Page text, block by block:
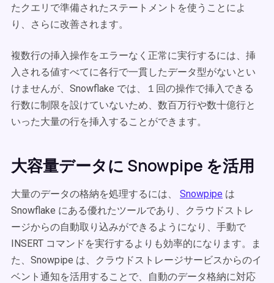
たクエリで準備されたステートメントを使うことによ
り、さらに改善されます。
複数行の挿入操作をエラーなく正常に実行するには、挿
入される値すべてに各行で一貫したデータ型がないとい
けませんが、Snowflake では、１回の操作で挿入できる
行数に制限を設けていないため、数百万行や数十億行と
いった大量の行を挿入することができます。
大容量データに Snowpipe を活用
大量のデータの格納を処理するには、 Snowpipe は
Snowflake にある優れたツールであり、クラウドストレ
ージからの自動取り込みができるようになり、手動で
INSERT コマンドを実行するよりも効率的になります。ま
た、Snowpipe は、クラウドストレージサービスからのイ
ベント通知を活用することで、自動のデータ格納に対応